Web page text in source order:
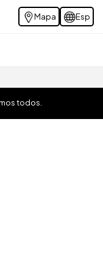
Mapa Esp
todos.